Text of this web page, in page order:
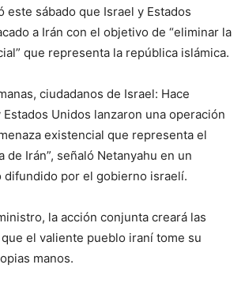
este sábado que Israel y Estados
a Irán con el objetivo de “eliminar la
que representa la república islámica.
ciudadanos de Israel: Hace
Unidos lanzaron una operación
existencial que representa el
Irán”, señaló Netanyahu en un
difundido por el gobierno israelí.
la acción conjunta creará las
el valiente pueblo iraní tome su
manos.